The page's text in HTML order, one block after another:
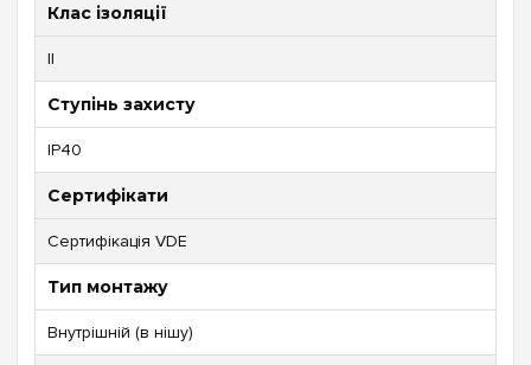
Клас ізоляції
II
Ступінь захисту
IP40
Сертифікати
Сертифікація VDE
Тип монтажу
Внутрішній (в нішу)